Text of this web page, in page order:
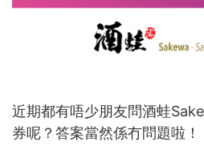
近期都有唔少朋友問酒蛙
券呢？答案當然係冇問題啦！